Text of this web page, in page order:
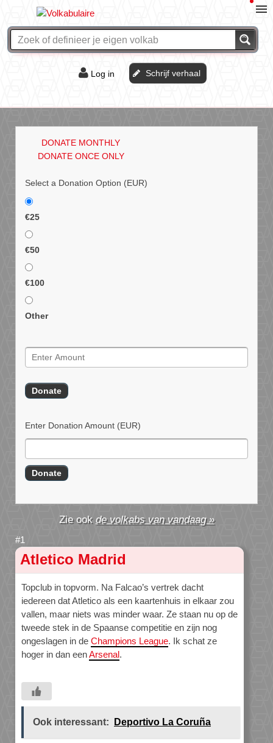
Log in Schrijf verhaal
DONATE MONTHLY
DONATE ONCE ONLY
Select a Donation Option (EUR)
€25
€50
€100
Other
Enter Donation Amount (EUR)
de volkabs van vandaag »
Atletico Madrid
Topclub in topvorm. Na Falcao’s vertrek dacht
iedereen dat Atletico als een kaartenhuis in elkaar zou
vallen, maar niets was minder waar. Ze staan nu op de
tweede stek in de Spaanse competitie en zijn nog
ongeslagen in de Champions League. Ik schat ze
hoger in dan eenArsenal.
Ook interessant: Deportivo La Coruña